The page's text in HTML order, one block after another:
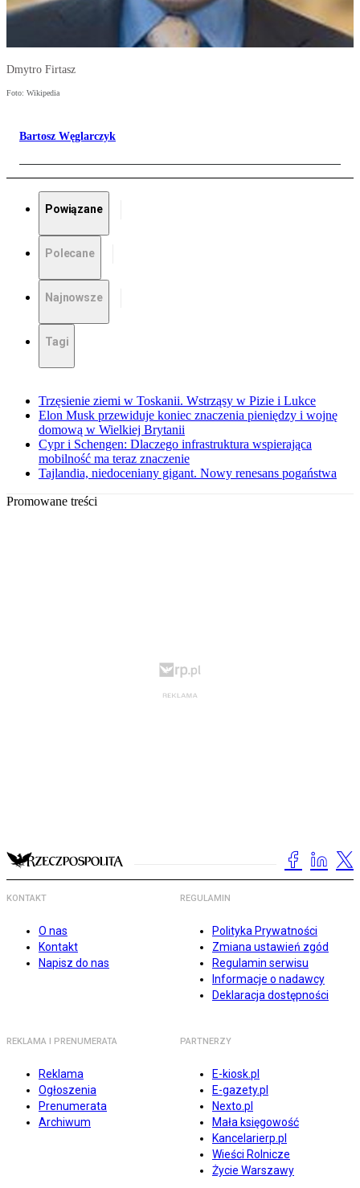
Dmytro Firtasz
Foto: Wikipedia
Bartosz Węglarczyk
Powiązane
Polecane
Najnowsze
Tagi
Trzęsienie ziemi w Toskanii. Wstrząsy w Pizie i Lukce
Elon Musk przewiduje koniec znaczenia pieniędzy i wojnę
domową w Wielkiej Brytanii
Cypr i Schengen: Dlaczego infrastruktura wspierająca
mobilność ma teraz znaczenie
Tajlandia, niedoceniany gigant. Nowy renesans pogaństwa
Promowane treści
KONTAKT
O nas
Kontakt
Napisz do nas
REGULAMIN
Polityka Prywatności
Zmiana ustawień zgód
Regulamin serwisu
Informacje o nadawcy
Deklaracja dostępności
REKLAMA I PRENUMERATA
Reklama
Ogłoszenia
Prenumerata
Archiwum
PARTNERZY
E-kiosk.pl
E-gazety.pl
Nexto.pl
Mała księgowość
Kancelarierp.pl
Wieści Rolnicze
Życie Warszawy